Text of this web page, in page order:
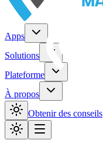
Apps
Solutions
Plateforme
À propos
Obtenir des conseils